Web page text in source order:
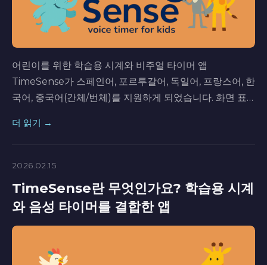
어린이를 위한 학습용 시계와 비주얼 타이머 앱
TimeSense가 스페인어, 포르투갈어, 독일어, 프랑스어, 한
국어, 중국어(간체/번체)를 지원하게 되었습니다. 화면 표
습니다.
더 읽기 →
2026.02.15
TimeSense란 무엇인가요? 학습용 시계
와 음성 타이머를 결합한 앱